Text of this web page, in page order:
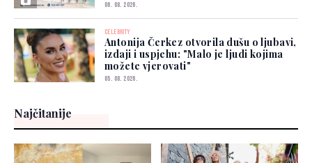
06. 08. 2026.
CELEBRITY
Antonija Čerkez otvorila dušu o ljubavi,
izdaji i uspjehu: "Malo je ljudi kojima
možete vjerovati"
05. 08. 2026.
Najčitanije